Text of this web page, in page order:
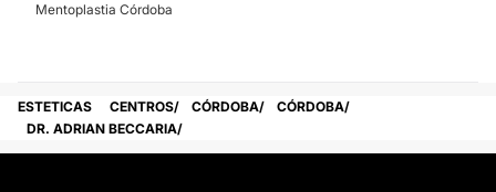
Mentoplastia Córdoba
ESTETICAS CENTROS CÓRDOBA
CÓRDOBA
DR. ADRIAN BECCARIA